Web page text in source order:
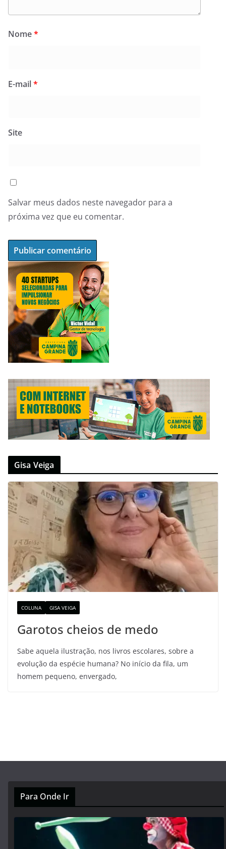
Nome*
E-mail*
Site
Salvar meus dados neste navegador para a
próxima vez que eu comentar.
Gisa Veiga
COLUNA GISA VEIGA
Garotos cheios de medo
Sabe aquela ilustração, nos livros escolares, sobre a
evolução da espécie humana? No início da fila, um
homem pequeno, envergado,
Para Onde Ir